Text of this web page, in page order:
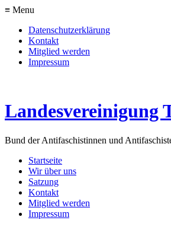
≡ Menu
Datenschutzerklärung
Kontakt
Mitglied werden
Impressum
Landesvereinigung
Bund der Antifaschistinnen und
Startseite
Wir über uns
Satzung
Kontakt
Mitglied werden
Impressum